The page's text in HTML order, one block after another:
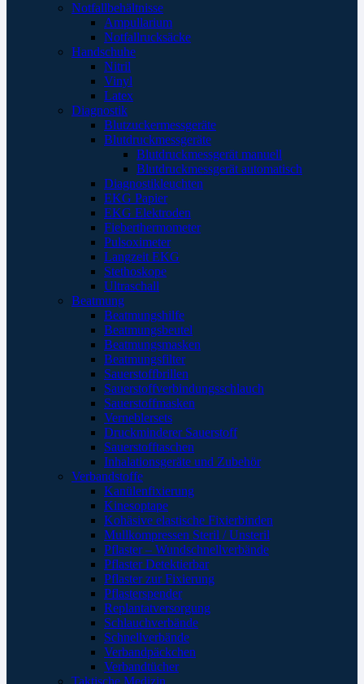
Notfallbehältnisse
Ampullarium
Notfallrucksäcke
Handschuhe
Nitril
Vinyl
Latex
Diagnostik
Blutzuckermessgeräte
Blutdruckmessgeräte
Blutdruckmessgerät manuell
Blutdruckmessgerät automatisch
Diagnostikleuchten
EKG Papier
EKG Elektroden
Fieberthermometer
Pulsoximeter
Langzeit EKG
Stethoskope
Ultraschall
Beatmung
Beatmungshilfe
Beatmungsbeutel
Beatmungsmasken
Beatmungsfilter
Sauerstoffbrillen
Sauerstoffverbindungsschlauch
Sauerstoffmasken
Verneblersets
Druckminderer Sauerstoff
Sauerstofftaschen
Inhalationsgeräte und Zubehör
Verbandstoffe
Kanülenfixierung
Kinesoptape
Kohäsive elastische Fixierbinden
Mullkompressen Steril / Unsteril
Pflaster – Wundschnellverbände
Pflaster Detektierbar
Pflaster zur Fixierung
Pflasterspender
Replantatversorgung
Schlauchverbände
Schnellverbände
Verbandpäckchen
Verbandtücher
Taktische Medizin